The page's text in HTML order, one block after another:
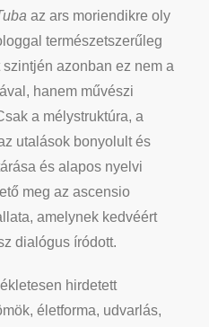
az ars moriendikre oly
természetszerűleg
azonban ez nem a
hanem művészi
a mélystruktúra, a
utalások bonyolult és
és alapos nyelvi
meg az ascensio
amelynek kedvéért
dialógus íródott.
hirdetett
életforma, udvarlás,